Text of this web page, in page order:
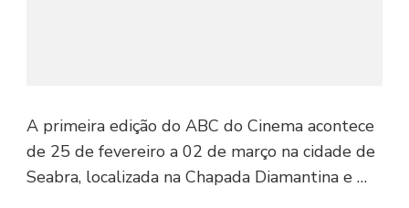
A primeira edição do ABC do Cinema acontece
de 25 de fevereiro a 02 de março na cidade de
Seabra, localizada na Chapada Diamantina e …